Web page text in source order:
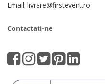
Email: livrare@firstevent.ro
Contactati-ne